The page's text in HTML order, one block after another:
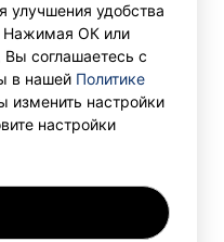
улучшения удобства
Нажимая ОК или
соглашаетесь с
в нашей Политике
изменить настройки
настройки